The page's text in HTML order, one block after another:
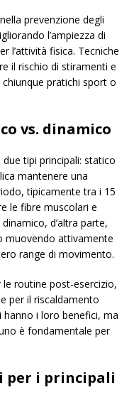
prevenzione degli
l’ampiezza di
l’attività fisica. Tecniche
il rischio di stiramenti e
pratichi sport o
vs. dinamico
tipi principali: statico
mantenere una
tipicamente tra i 15
le fibre muscolari e
d’altra parte,
muovendo attivamente
range di movimento.
routine post-esercizio,
per il riscaldamento
hanno i loro benefici, ma
è fondamentale per
per i principali